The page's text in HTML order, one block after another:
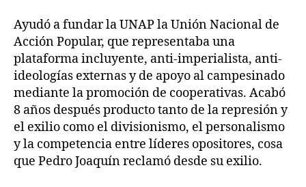
Ayudó a fundar la UNAP la Unión Nacional de
Acción Popular, que representaba una
plataforma incluyente, anti-imperialista, anti-
ideologías externas y de apoyo al campesinado
mediante la promoción de cooperativas. Acabó
8 años después producto tanto de la represión y
el exilio como el divisionismo, el personalismo
y la competencia entre líderes opositores, cosa
que Pedro Joaquín reclamó desde su exilio.